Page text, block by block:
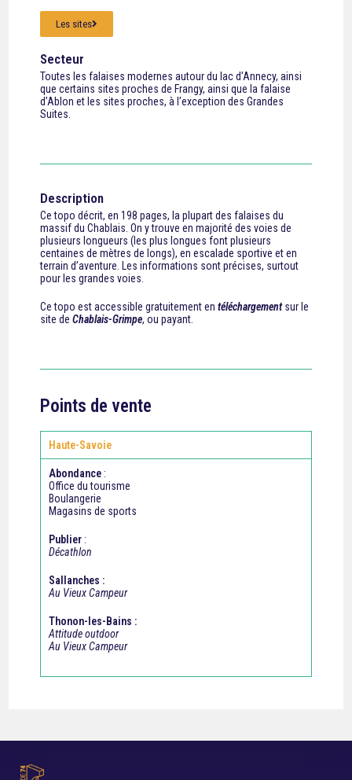
Les sites
Secteur
Toutes les falaises modernes autour du lac d’Annecy, ainsi
que certains sites proches de Frangy, ainsi que la falaise
d’Ablon et les sites proches, à l’exception des Grandes
Suites.
Description
Ce topo décrit, en 198 pages, la plupart des falaises du
massif du Chablais. On y trouve en majorité des voies de
plusieurs longueurs (les plus longues font plusieurs
centaines de mètres de longs), en escalade sportive et en
terrain d’aventure. Les informations sont précises, surtout
pour les grandes voies.
Ce topo est accessible gratuitement entéléchargementsur le
site de Chablais-Grimpe, ou payant.
Points de vente
Haute-Savoie
Abondance :
Office du tourisme
Boulangerie
Magasins de sports
Publier :
Décathlon
Sallanches :
Au Vieux Campeur
Thonon-les-Bains :
Attitude outdoor
Au Vieux Campeur